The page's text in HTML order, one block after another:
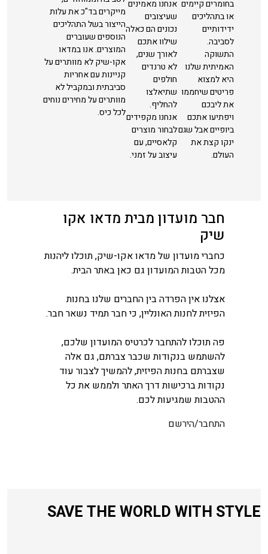
בחומרים קיימים
או בתהליכים
ידידותיים
לסביבה.
התשוקה
האמיתית שלנו
היא למצוא
פריטים שיחממו
את ליבכם
ויפתיעו אתכם
ביופיים אבל שגם
ינקו קצת את
העולם.
אנחנו מאמינים
שעיצובים
נכונים הם כאלה
שילוו אתכם
לאורך שנים,
לא טרנדים
חולפים
שתיאלצו
להחליף.
אנחנו מקפידים
לבחור מוצרים
קלאסיים, עם
עיצוב על זמני.
מייקרים בד"כ את עלות
הייצור בשל התהליכים
הנוספים שעוברים
המוצרים. אנו במדאו
אקו-שיק לא מוותרים על
קניינות עם אחריות
סביבתית ובמקביל לא
מוותרים על מחירים נוחים
לכל כיס.
חבר מועדון מבית מדאו אקו
שיק
כחברי מועדון של מדאו אקו-שיק, תוכלו ליהנות
מכל הטבות המועדון גם כאן באתר הבית.
אצלנו אין הפרדה בין החברים שלנו בחנות
הפיזית לחנות האונליין, כי חבר תמיד נשאר חבר.
פה תוכלו להתחבר לכרטיס המועדון שלכם,
להשתמש בנקודות שכבר צברתם, גם אלה
שצברתם בחנות הפיזית, להמשיך לצבור עוד
נקודות ברכישות דרך האתר ולממש את כל
ההטבות שמגיעות לכם.
התחבר/הירשם
SAVE THE WORLD WITH STYLE